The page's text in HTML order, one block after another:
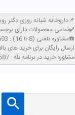
داروخانه شبانه روزی دکتر رویا میرنظامی📌
تمامی محصولات دارای برچسب اصالت کالا و سیب سلامت میباشند✔️
مشاوره تلفنی (8 تا 16) : 02165389693☎️
​ارسال رایگان برای خرید های بالای 4 میلیون تومان با پست
مشاوره خرید در برنامه بله : 09302007587